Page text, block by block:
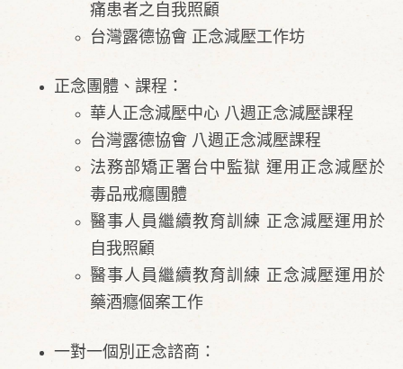
痛患者之自我照顧
台灣露德協會 正念減壓工作坊
正念團體、課程：
華人正念減壓中心 八週正念減壓課程
台灣露德協會 八週正念減壓課程
法務部矯正署台中監獄 運用正念減壓於
毒品戒癮團體
醫事人員繼續教育訓練 正念減壓運用於
自我照顧
醫事人員繼續教育訓練 正念減壓運用於
藥酒癮個案工作
一對一個別正念諮商：